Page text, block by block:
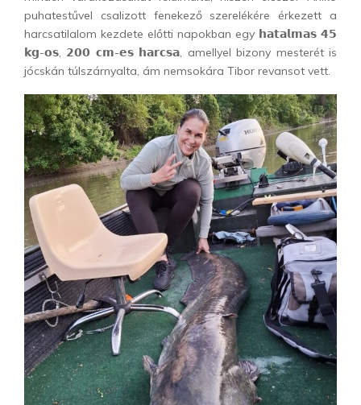
puhatestűvel csalizott fenekező szerelékére érkezett a
harcsatilalom kezdete előtti napokban egy 𝗵𝗮𝘁𝗮𝗹𝗺𝗮𝘀 𝟰𝟱
𝗸𝗴-𝗼𝘀, 𝟮𝟬𝟬 𝗰𝗺-𝗲𝘀 𝗵𝗮𝗿𝗰𝘀𝗮, amellyel bizony mesterét is
jócskán túlszárnyalta, ám nemsokára Tibor revansot vett.